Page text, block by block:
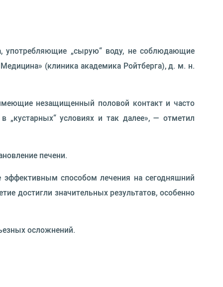
употребляющие „сырую“ воду, не соблюдающие
(клиника академика Ройтберга), д. м. н.
незащищенный половой контакт и часто
условиях и так далее», — отметил
печени.
способом лечения на сегодняшний
достигли значительных результатов, особенно
осложнений.